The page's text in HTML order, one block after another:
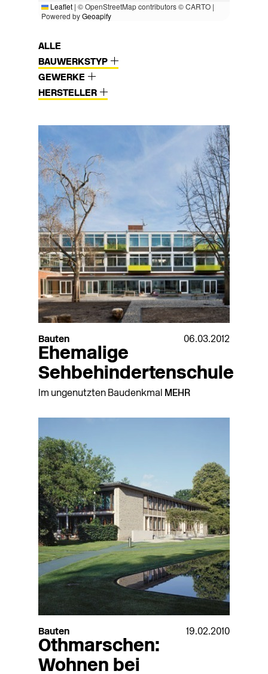
Leaflet | © OpenStreetMap contributors © CARTO |
Powered byGeoapify
ALLE
BAUWERKSTYP
GEWERKE
HERSTELLER
Bauten 06.03.2012
Ehemalige
Sehbehindertenschule
Im ungenutzten Baudenkmal MEHR
Bauten 19.02.2010
Othmarschen:
Wohnen bei